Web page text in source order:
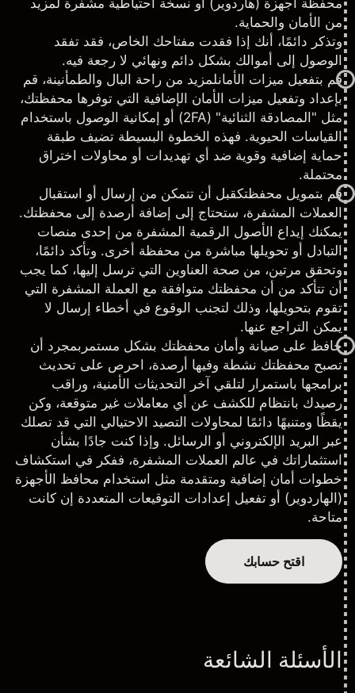
محفظة أجهزة (هاردوير) أو نسخة احتياطية مشفرة لمزيد
من الأمان والحماية.
وتذكر دائمًا، أنك إذا فقدت مفتاحك الخاص، فقد تفقد
الوصول إلى أموالك بشكل دائم ونهائي لا رجعة فيه.
قم بتفعيل ميزات الأمانلمزيد من راحة البال والطمأنينة، قم
بإعداد وتفعيل ميزات الأمان الإضافية التي توفرها محفظتك،
مثل "المصادقة الثنائية" (2FA) أو إمكانية الوصول باستخدام
القياسات الحيوية. فهذه الخطوة البسيطة تضيف طبقة
حماية إضافية وقوية ضد أي تهديدات أو محاولات اختراق
محتملة.
قم بتمويل محفظتكقبل أن تتمكن من إرسال أو استقبال
العملات المشفرة، ستحتاج إلى إضافة أرصدة إلى محفظتك.
يمكنك إيداع الأصول الرقمية المشفرة من إحدى منصات
التبادل أو تحويلها مباشرة من محفظة أخرى. وتأكد دائمًا،
وتحقق مرتين، من صحة العناوين التي ترسل إليها، كما يجب
أن تتأكد من أن محفظتك متوافقة مع العملة المشفرة التي
تقوم بتحويلها، وذلك لتجنب الوقوع في أخطاء إرسال لا
يمكن التراجع عنها.
حافظ على صيانة وأمان محفظتك بشكل مستمر بمجرد أن
تصبح محفظتك نشطة وفيها أرصدة، احرص على تحديث
برامجها باستمرار لتلقي آخر التحديثات الأمنية، وراقب
رصيدك بانتظام للكشف عن أي معاملات غير متوقعة، وكن
يقظًا ومتنبهًا دائمًا لمحاولات التصيد الاحتيالي التي قد تصلك
عبر البريد الإلكتروني أو الرسائل. وإذا كنت جادًا بشأن
استثماراتك في عالم العملات المشفرة، ففكر في استكشاف
خطوات أمان إضافية ومتقدمة مثل استخدام محافظ الأجهزة
(الهاردوير) أو تفعيل إعدادات التوقيعات المتعددة إن كانت
متاحة.
اقتح حسابك
الأسئلة الشائعة